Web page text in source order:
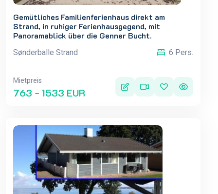
Gemütliches Familienferienhaus direkt am
Strand, in ruhiger Ferienhausgegend, mit
Panoramablick über die Genner Bucht.
Sønderballe Strand 6 Pers.
Mietpreis
763 - 1533 EUR